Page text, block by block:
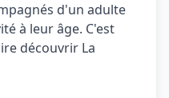
d'un adulte
à leur âge. C'est
découvrir La